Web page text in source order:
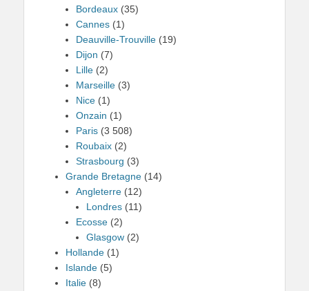
Bordeaux (35)
Cannes (1)
Deauville-Trouville (19)
Dijon (7)
Lille (2)
Marseille (3)
Nice (1)
Onzain (1)
Paris (3 508)
Roubaix (2)
Strasbourg (3)
Grande Bretagne (14)
Angleterre (12)
Londres (11)
Ecosse (2)
Glasgow (2)
Hollande (1)
Islande (5)
Italie (8)